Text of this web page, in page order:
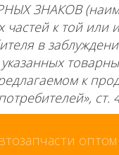
ЗНАКОВ
к той или
в
к
ст.
оптом